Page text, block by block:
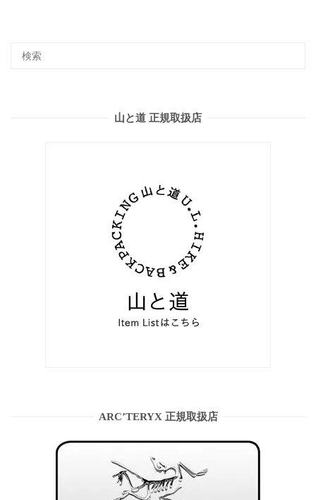
山と道 正規取扱店
ARC’TERYX 正規取扱店